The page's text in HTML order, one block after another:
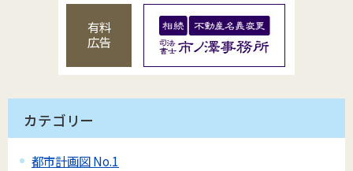
有料
広告
カテゴリー
都市計画図 No.1